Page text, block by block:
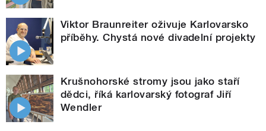
Viktor Braunreiter oživuje Karlovarsko
příběhy. Chystá nové divadelní projekty
Krušnohorské stromy jsou jako staří
dědci, říká karlovarský fotograf Jiří
Wendler